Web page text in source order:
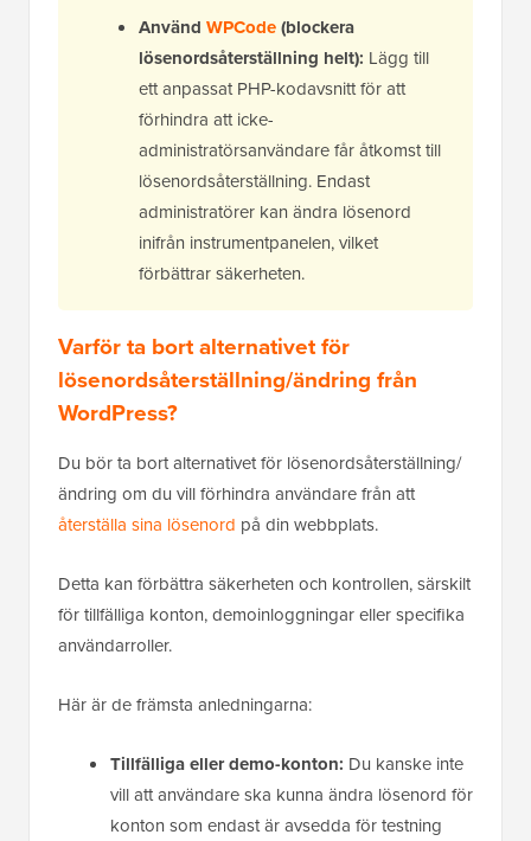
Använd WPCode(blockera
lösenordsåterställning helt): Lägg till
ett anpassat PHP-kodavsnitt för att
förhindra att icke-
administratörsanvändare får åtkomst till
lösenordsåterställning. Endast
administratörer kan ändra lösenord
inifrån instrumentpanelen, vilket
förbättrar säkerheten.
Varför ta bort alternativet för
lösenordsåterställning/ändring från
WordPress?
Du bör ta bort alternativet för lösenordsåterställning/
ändring om du vill förhindra användare från att
återställa sina lösenord på din webbplats.
Detta kan förbättra säkerheten och kontrollen, särskilt
för tillfälliga konton, demoinloggningar eller specifika
användarroller.
Här är de främsta anledningarna:
Tillfälliga eller demo-konton: Du kanske inte
vill att användare ska kunna ändra lösenord för
konton som endast är avsedda för testning